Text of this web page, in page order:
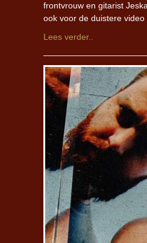
frontvrouw en gitarist
ook voor de duistere video
Lees verder..